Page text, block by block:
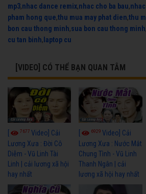
mp3,nhac dance remix,nhac cho ba bau,
pham hong que,thu mua may phat dien,thu
bon cau thong minh,sua bon cau thong minh
cu tan binh, laptop cu
[VIDEO] CÓ THỂ BẠN QUAN TÂM
7677 Video] Cải
Lương Xưa : Đời Cô
Diễm - Vũ Linh Tài
Linh | cải lương xã hội
hay nhất
6929Video] Cải
Lương Xưa : Nước Mắt
Chung Tình - Vũ Linh
Thanh Ngân | cải
lương xã hội hay nhất